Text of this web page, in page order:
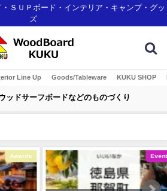
ＳＵＰボード・インテリア・キャンプ・グッ
ズ
Line Up Goods/Tableware KUKU SHOP
ッドサーフボードなどのものづくり
Awards Event